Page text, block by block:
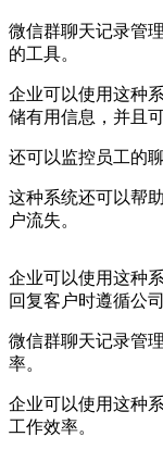
微信群聊天记录管
的工具。
企业可以使用这种
储有用信息，并且
还可以监控员工的
这种系统还可以帮
户流失。
企业可以使用这种
回复客户时遵循公
微信群聊天记录管
率。
企业可以使用这种
工作效率。